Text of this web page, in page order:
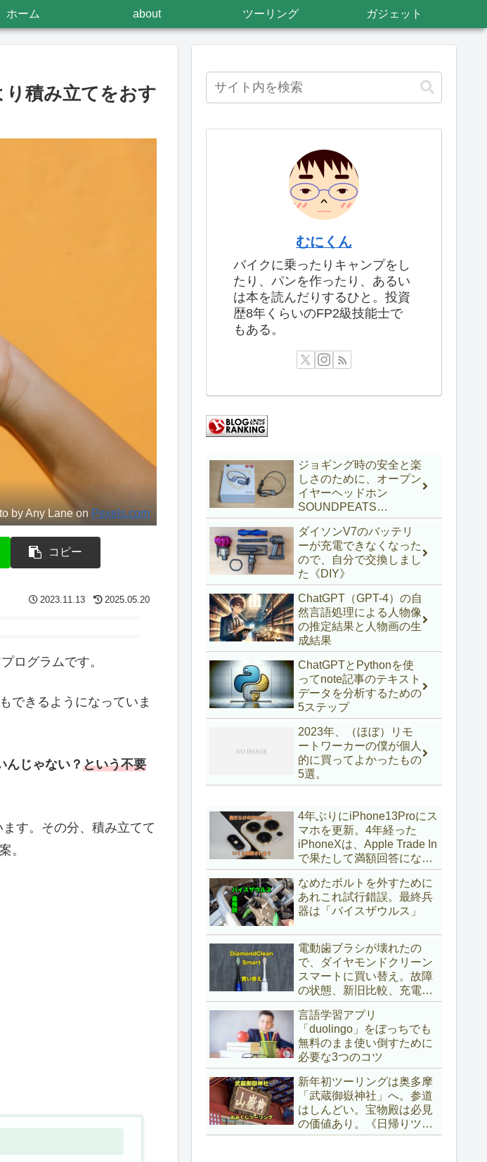
ホーム about ツーリング ガジェット
積み立てをおす
by Any Lane on Pexels.com
コピー
2023.11.13 2025.05.20
ログラムです。
できるようになっていま
んじゃない？という不要
す。その分、積み立てて
。
むにくん
バイクに乗ったりキャンプをし
たり、パンを作ったり、あるい
は本を読んだりするひと。投資
歴8年くらいのFP2級技能士で
もある。
ジョギング時の安全と楽
しさのために、オープン
イヤーヘッドホン
SOUNDPEATS
RunFreeを使ってみた
《ガジェットインプレ》
ダイソンV7のバッテリ
ーが充電できなくなった
ので、自分で交換しまし
た《DIY》
ChatGPT（GPT-4）の自
然言語処理による人物像
の推定結果と人物画の生
成結果
ChatGPTとPythonを使
ってnote記事のテキスト
データを分析するための
5ステップ
2023年、（ほぼ）リモ
ートワーカーの僕が個人
的に買ってよかったもの
5選。
4年ぶりにiPhone13Proにス
マホを更新。4年経った
iPhoneXは、Apple Trade In
で果たして満額回答になる
のか？
なめたボルトを外すために
あれこれ試行錯誤。最終兵
器は「バイスザウルス」
電動歯ブラシが壊れたの
で、ダイヤモンドクリーン
スマートに買い替え。故障
の状態、新旧比較、充電
台、ケースは使えるか？互
換性など確かめてみまし
た。«ヘルスケアガジェッ
トインプレ»
言語学習アプリ
「duolingo」をぼっちでも
無料のまま使い倒すために
必要な3つのコツ
新年初ツーリングは奥多摩
「武蔵御嶽神社」へ。参道
はしんどい。宝物殿は必見
の価値あり。《日帰りツー
リング》